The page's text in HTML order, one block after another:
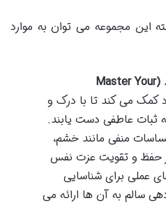
این مجموعه می توان به موارد
«بر احساسات خود مسلط شوید (Master Your
کمک می کند تا با درک و
ثبات عاطفی دست یابند.
منفی مانند خشم،
حفظ و تقویت عزت نفس
عملی برای شناسایی
سالم به آن ها ارائه می